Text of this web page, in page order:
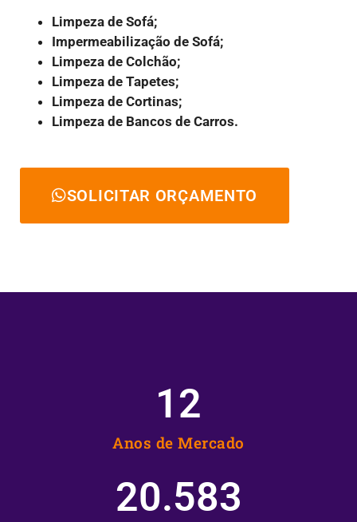
Limpeza de Sofá;
Impermeabilização de Sofá;
Limpeza de Colchão;
Limpeza de Tapetes;
Limpeza de Cortinas;
Limpeza de Bancos de Carros.
SOLICITAR ORÇAMENTO
Anos de Mercado
12
20.583